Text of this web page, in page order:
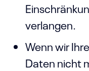
verlangen.
Wenn wir
Daten nicht